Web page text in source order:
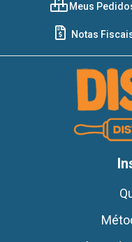
Meus
Notas